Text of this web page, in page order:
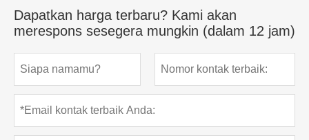
Dapatkan harga terbaru? Kami akan
merespons sesegera mungkin (dalam 12 jam)